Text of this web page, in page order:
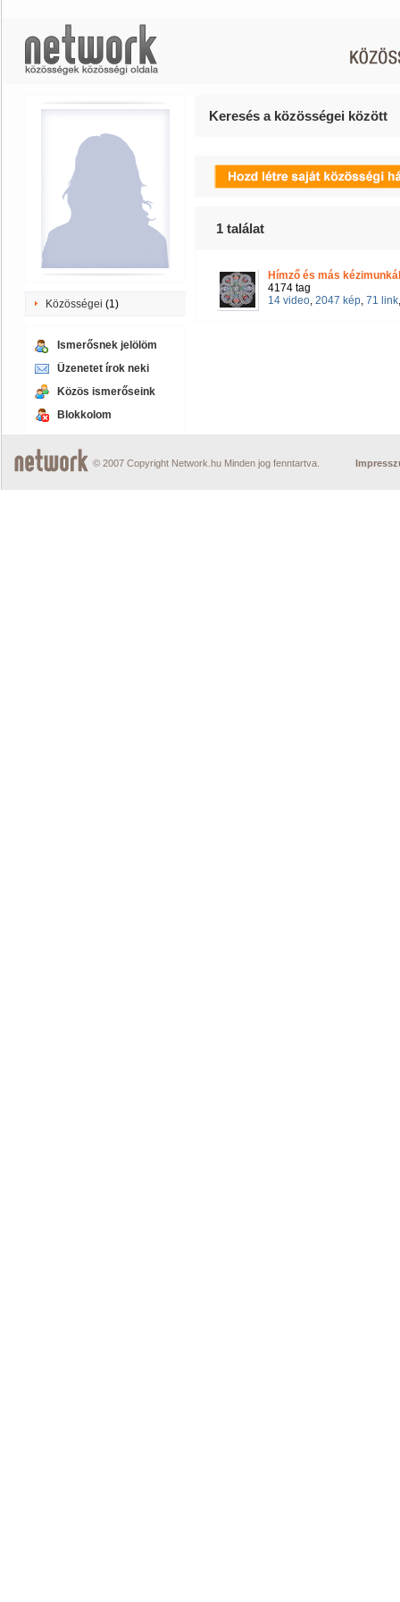
Közösségei (1)
Ismerősnek jelölöm
Üzenetet írok neki
Közös ismerőseink
Blokkolom
Keresés a közösségei között
1 találat
Hímző és más
4174 tag
14 video, 2047 kép, 71 link
© 2007 Copyright Network.hu Minden jog fenntartva.